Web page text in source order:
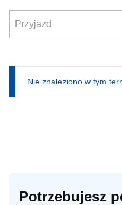
Nie znaleziono w tym
Potrzebujesz